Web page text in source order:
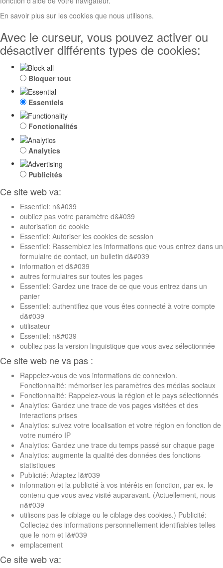
En savoir plus sur les cookies que nous utilisons.
Avec le curseur, vous pouvez activer ou
désactiver différents types de cookies:
Bloquer tout
Essentiels
Fonctionalités
Analytics
Publicités
Ce site web va:
Essentiel: n&#039
oubliez pas votre paramètre d&#039
autorisation de cookie
Essentiel: Autoriser les cookies de session
Essentiel: Rassemblez les informations que vous entrez dans un
formulaire de contact, un bulletin d&#039
information et d&#039
autres formulaires sur toutes les pages
Essentiel: Gardez une trace de ce que vous entrez dans un
panier
Essentiel: authentifiez que vous êtes connecté à votre compte
d&#039
utilisateur
Essentiel: n&#039
oubliez pas la version linguistique que vous avez sélectionnée
Ce site web ne va pas :
Rappelez-vous de vos informations de connexion.
Fonctionnalité: mémoriser les paramètres des médias sociaux
Fonctionnalité: Rappelez-vous la région et le pays sélectionnés
Analytics: Gardez une trace de vos pages visitées et des
interactions prises
Analytics: suivez votre localisation et votre région en fonction de
votre numéro IP
Analytics: Gardez une trace du temps passé sur chaque page
Analytics: augmente la qualité des données des fonctions
statistiques
Publicité: Adaptez l&#039
information et la publicité à vos intérêts en fonction, par ex. le
contenu que vous avez visité auparavant. (Actuellement, nous
n&#039
utilisons pas le ciblage ou le ciblage des cookies.) Publicité:
Collectez des informations personnellement identifiables telles
que le nom et l&#039
emplacement
Ce site web va: